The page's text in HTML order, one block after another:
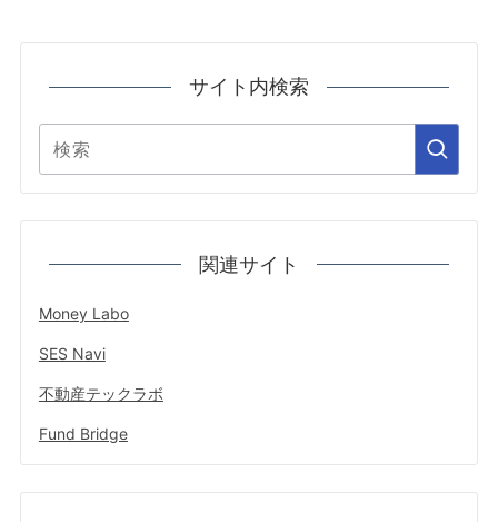
サイト内検索
関連サイト
Money Labo
SES Navi
不動産テックラボ
Fund Bridge